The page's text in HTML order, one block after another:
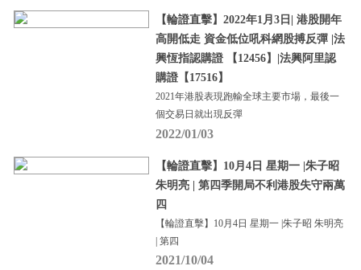
【輪證直擊】2022年1月3日| 港股開年
高開低走 資金低位吼科網股搏反彈 |法
興恆指認購證 【12456】|法興阿里認
購證【17516】
2021年港股表現跑輸全球主要市場，最後一
個交易日就出現反彈
2022/01/03
【輪證直擊】10月4日 星期一 |朱子昭
朱明亮 | 第四季開局不利港股失守兩萬
四
【輪證直擊】10月4日 星期一 |朱子昭 朱明亮
| 第四
2021/10/04